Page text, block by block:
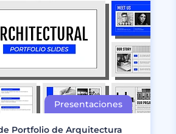
Portfolio de Arquitectura